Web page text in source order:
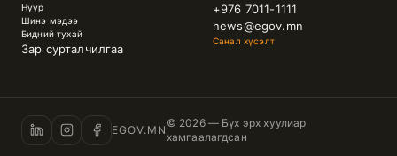
Нүүр
Шинэ мэдээ
Бидний тухай
Зар сурталчилгаа
+976 7011-1111
news@egov.mn
Санал хүсэлт
EGOV.MN
© 2026 — Бүх эрх хуулиар
хамгаалагдсан